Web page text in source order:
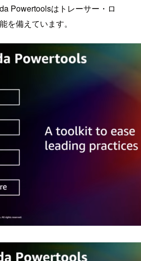
Powertoolsはトレーサー・ロ
を備えています。